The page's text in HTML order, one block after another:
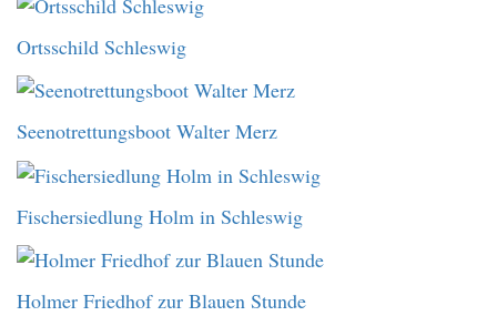
Ortsschild Schleswig
Seenotrettungsboot Walter Merz
Fischersiedlung Holm in Schleswig
Holmer Friedhof zur Blauen Stunde